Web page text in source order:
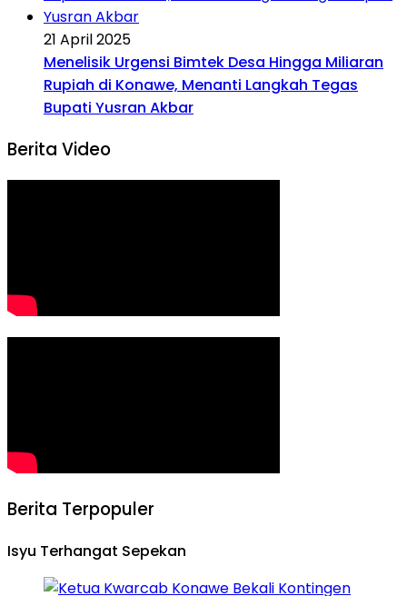
21 April 2025
Menelisik Urgensi Bimtek Desa Hingga Miliaran
Rupiah di Konawe, Menanti Langkah Tegas
Bupati Yusran Akbar
Berita Video
Berita Terpopuler
Isyu Terhangat Sepekan